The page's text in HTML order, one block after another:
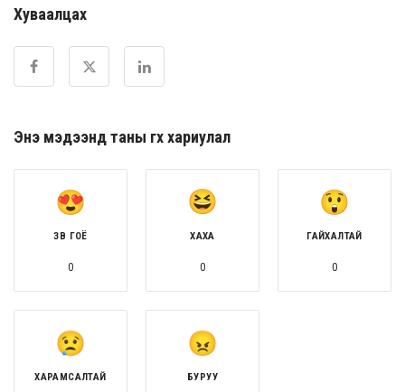
Хуваалцах
Энэ мэдээнд таны өгөх хариулал
ЗӨВ ГОЁ
0
ХАХА
0
ГАЙХАЛТАЙ
0
ХАРАМСАЛТАЙ БУРУУ